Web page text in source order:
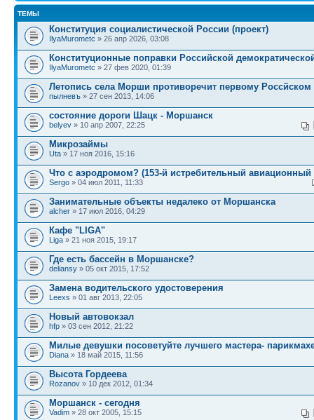
ТЕМЫ
Конституция социалистической России (проект)
IlyaMurometc » 26 апр 2026, 03:08
Конституционные поправки Российской
IlyaMurometc » 27 фев 2020, 01:39
Летопись села Морши противоречит первому Россйском
пылневъ » 27 сен 2013, 14:06
состояние дороги Шацк - Моршанск
belyev » 10 апр 2007, 22:25
Микрозаймы
Uta » 17 ноя 2016, 15:16
Что с аэродромом? (153-й истребительный авиационный
Sergo » 04 июл 2011, 11:33
Занимательные объекты недалеко от Моршанска
alcher » 17 июл 2016, 04:29
Кафе "LIGA"
Liga » 21 ноя 2015, 19:17
Где есть бассейн в Моршанске?
deliansy » 05 окт 2015, 17:52
Замена водительского удостоверения
Leexs » 01 авг 2013, 22:05
Новый автовокзал
hfp » 03 сен 2012, 21:22
Милые девушки посоветуйте лучшего мастера-
Diana » 18 май 2015, 11:56
Высота Гордеева
Rozanov » 10 дек 2012, 01:34
Моршанск - сегодня
Vadim » 28 окт 2005, 15:15